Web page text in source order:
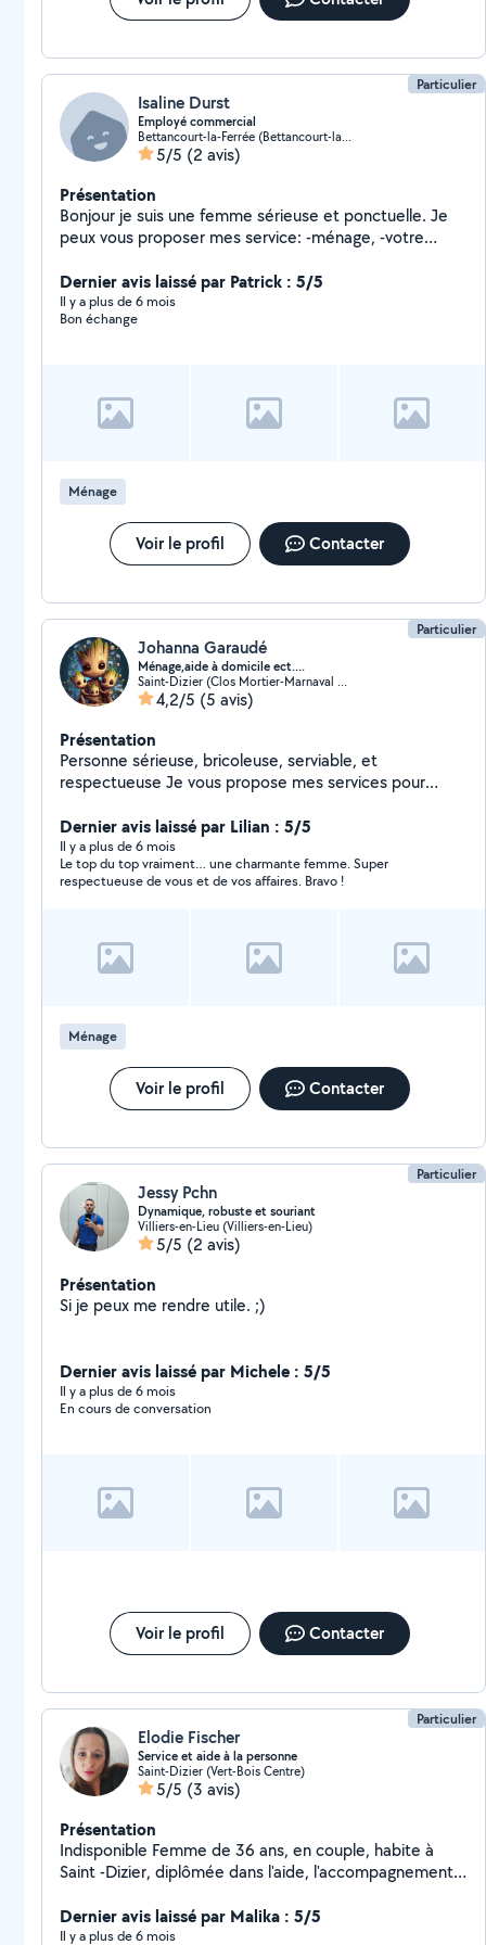
Particulier
Isaline Durst
Employé commercial
Bettancourt-la-Ferrée (Bettancourt-la-Ferrée)
5/5 (2 avis)
Présentation
Bonjour je suis une femme sérieuse et ponctuelle. Je
peux vous proposer mes service: -ménage, -votre
soucis (J'ai 2 grandes filles) -faire des extras de soirée,
-promenade d'animaux.. Ou dites moi vos propositions
et je vous dirai si je peux correspondre à faire vos
Dernier avis laissé par Patrick : 5/5
Il y a plus de 6 mois
Bon échange
Ménage
Voir le profil Contacter
Particulier
Johanna Garaudé
Ménage,aide à domicile ect....
Saint-Dizier (Clos Mortier-Marnaval Nord)
4,2/5 (5 avis)
Présentation
Personne sérieuse, bricoleuse, serviable, et
respectueuse Je vous propose mes services pour
personne, peinture, déménagement,babysitting ... Etc
N'hésite pas à me solliciter
Dernier avis laissé par Lilian : 5/5
Il y a plus de 6 mois
Le top du top vraiment… une charmante femme. Super
respectueuse de vous et de vos affaires. Bravo !
Ménage
Voir le profil Contacter
Particulier
Jessy Pchn
Dynamique, robuste et souriant
Villiers-en-Lieu (Villiers-en-Lieu)
5/5 (2 avis)
Présentation
Si je peux me rendre utile. ;)
Dernier avis laissé par Michele : 5/5
Il y a plus de 6 mois
En cours de conversation
Voir le profil Contacter
Particulier
Elodie Fischer
Service et aide à la personne
Saint-Dizier (Vert-Bois Centre)
5/5 (3 avis)
Présentation
Indisponible Femme de 36 ans, en couple, habite à
Saint -Dizier, diplômée dans l'aide, l'accompagnement
(garde, jeux, activités,aide aux devoirs,etc, très bon
niveau général niveau bac),le transport de personnes
Dernier avis laissé par Malika : 5/5
Il y a plus de 6 mois